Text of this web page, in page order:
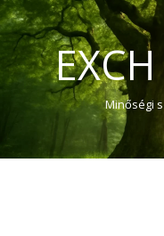
Minőségi